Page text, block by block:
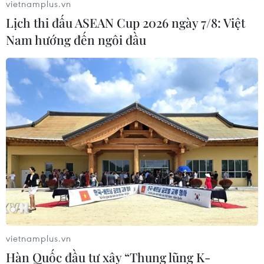
Bình Định: Phát hiện nhiều vi phạm về đất
đai ở huyện Vĩnh Thạnh
13/12/2022 10:34
vietnamplus.vn
Lịch thi đấu ASEAN Cup 2026 ngày 7/8: Việt
Nam hướng đến ngôi đầu
vietnamplus.vn
Hàn Quốc đầu tư xây “Thung lũng K-